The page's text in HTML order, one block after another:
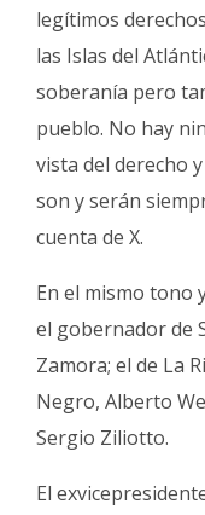
legítimos
las Islas del
soberanía pero
pueblo. No hay
vista del derecho
son y serán
cuenta de X.
En el mismo tono
el gobernador de
Zamora; el de La
Negro, Alberto
Sergio Ziliotto.
El